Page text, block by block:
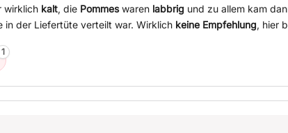
wirklich kalt, die Pommeswaren labbrig und zu allem kam
in der Liefertüte verteilt war. Wirklich keine Empfehlung, hier
1